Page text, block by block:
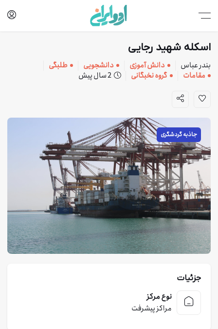
اسکله شهید رجایی
بندر عباس دانش آموزی دانشجویی
طلبگی
مقامات
گروه نخبگانی
جاذبه گردشگری
جزئیات
نوع مرکز
مراکز پیشرفت